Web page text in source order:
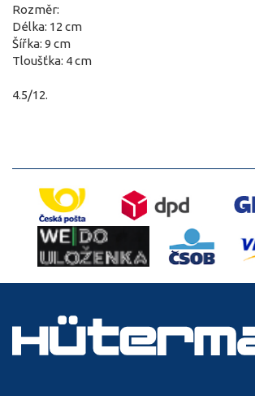
Rozměr:
Délka: 12 cm
Šířka: 9 cm
Tloušťka: 4 cm
4.5/12.